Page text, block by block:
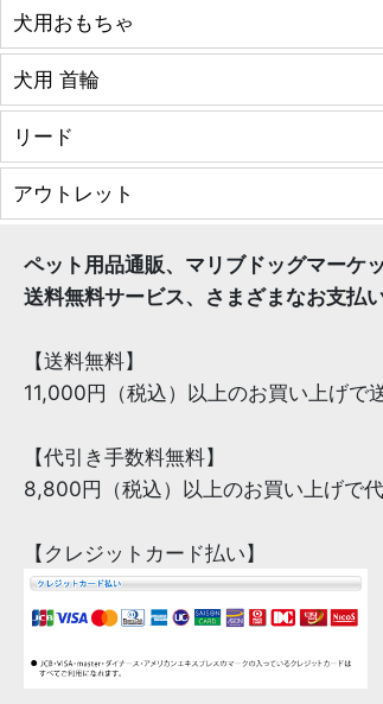
犬用おもちゃ
犬用 首輪
リード
アウトレット
ペット用品通販、マリブドッグマーケッ
送料無料サービス、さまざまなお支払
【送料無料】
11,000円（税込）以上のお買い上げで
【代引き手数料無料】
8,800円（税込）以上のお買い上げで
【クレジットカード払い】